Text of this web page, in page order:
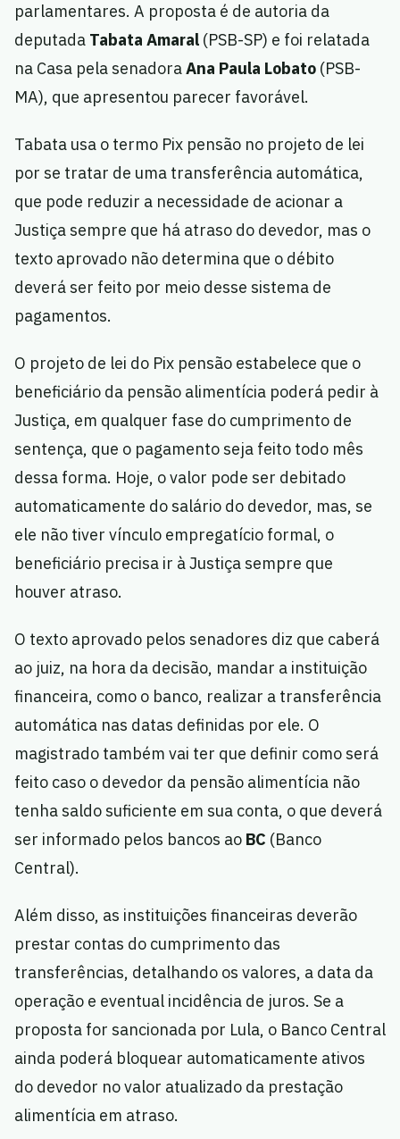
parlamentares. A proposta é de autoria da
deputada Tabata Amaral (PSB-SP) e foi relatada
na Casa pela senadoraAna Paula Lobato (PSB-
MA), que apresentou parecer favorável.
Tabata usa o termo Pix pensão no projeto de lei
por se tratar de uma transferência automática,
que pode reduzir a necessidade de acionar a
Justiça sempre que há atraso do devedor, mas o
texto aprovado não determina que o débito
deverá ser feito por meio desse sistema de
pagamentos.
O projeto de lei do Pix pensão estabelece que o
beneficiário da pensão alimentícia poderá pedir à
Justiça, em qualquer fase do cumprimento de
sentença, que o pagamento seja feito todo mês
dessa forma. Hoje, o valor pode ser debitado
automaticamente do salário do devedor, mas, se
ele não tiver vínculo empregatício formal, o
beneficiário precisa ir à Justiça sempre que
houver atraso.
O texto aprovado pelos senadores diz que caberá
ao juiz, na hora da decisão, mandar a instituição
financeira, como o banco, realizar a transferência
automática nas datas definidas por ele. O
magistrado também vai ter que definir como será
feito caso o devedor da pensão alimentícia não
tenha saldo suficiente em sua conta, o que deverá
ser informado pelos bancos ao BC (Banco
Central).
Além disso, as instituições financeiras deverão
prestar contas do cumprimento das
transferências, detalhando os valores, a data da
operação e eventual incidência de juros. Se a
proposta for sancionada por Lula, o Banco Central
ainda poderá bloquear automaticamente ativos
do devedor no valor atualizado da prestação
alimentícia em atraso.